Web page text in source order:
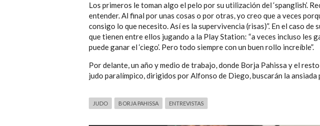
Los primeros le toman algo el pelo por su utilización del ‘spanglish’.
entender. Al final por unas cosas o por otras, yo creo que a veces
consigo lo que necesito. Así es la supervivencia (risas)”. En el caso de
que tienen entre ellos jugando a la Play Station: “a veces incluso les
puede ganar el ‘ciego’. Pero todo siempre con un buen rollo increíble”.
Por delante, un año y medio de trabajo, donde Borja Pahissa y el
judo paralímpico, dirigidos por Alfonso de Diego, buscarán la ansiada
JUDO BORJA PAHISSA ENTREVISTAS